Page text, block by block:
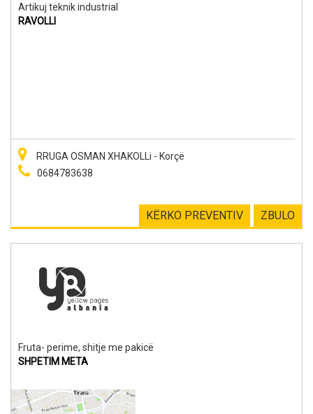
Artikuj teknik industrial
RAVOLLI
RRUGA OSMAN XHAKOLLi - Korçë
0684783638
ZBULO
KËRKO PREVENTIV
Fruta- perime, shitje me pakicë
SHPETIM META